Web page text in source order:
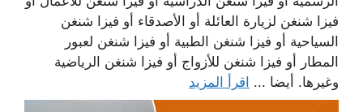
فيزا شنغن لزيارة العائلة أو الأصدقاء أو فيزا شنغن
السياحية أو فيزا شنغن الطبية أو فيزا شنغن لعبور
المطار أو فيزا شنغن للأزواج أو فيزا شنغن الرياضية
وغيرها. أيضا ... اقرأ المزيد